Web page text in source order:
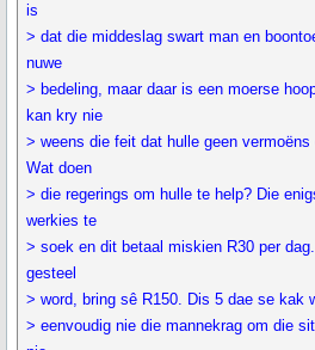
is
> dat die middeslag swart man en
nuwe
> bedeling, maar daar is een moerse
kan kry nie
> weens die feit dat hulle geen
Wat doen
> die regerings om hulle te help? Die
werkies te
> soek en dit betaal miskien R30 per
gesteel
> word, bring sê R150. Dis 5 dae se kak
> eenvoudig nie die mannekrag om die